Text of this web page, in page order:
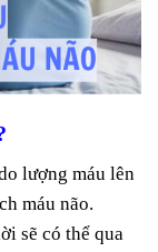
lượng máu lên
máu não.
sẽ có thể qua